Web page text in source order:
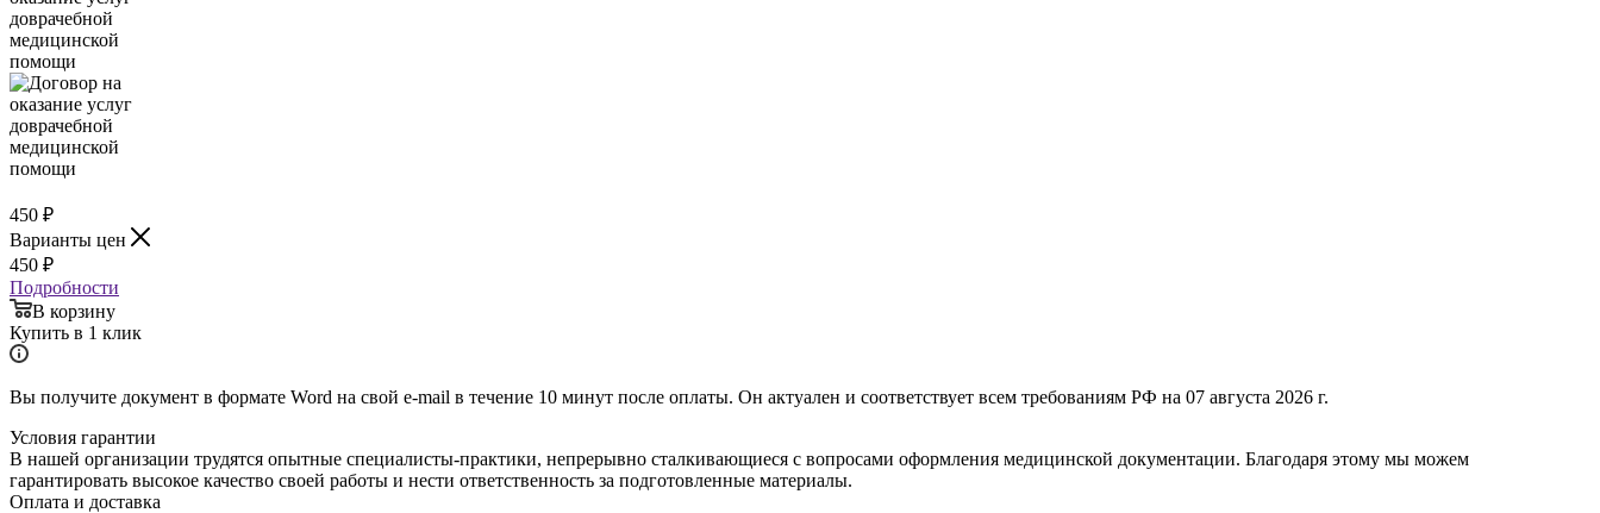
450 ₽
Варианты цен
450 ₽
Подробности
В корзину
Купить в 1 клик
Вы получите документ в формате Word на свой e-mail в течение 10 минут после оплаты. Он актуален и соответствует всем требованиям РФ на 07 августа 2026 г.
Условия гарантии
В нашей организации трудятся опытные специалисты-практики, непрерывно сталкивающиеся с вопросами оформления медицинской документации. Благодаря этому мы можем
гарантировать высокое качество своей работы и нести ответственность за подготовленные материалы.
Оплата и доставка